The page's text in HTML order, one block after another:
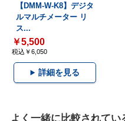
【DMM-W-K8】デジタ
ルマルチメーター リ
ス...
￥5,500
税込￥6,050
詳細を見る
よく一緒に比較されてい